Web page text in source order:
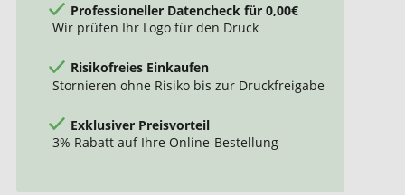
Professioneller Datencheck für 0,00€
Wir prüfen Ihr Logo für den Druck
Risikofreies Einkaufen
Stornieren ohne Risiko bis zur Druckfreigabe
Exklusiver Preisvorteil
3% Rabatt auf Ihre Online-Bestellung